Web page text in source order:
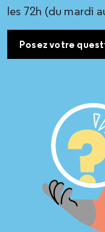
les 72h (du mardi
Posez votre